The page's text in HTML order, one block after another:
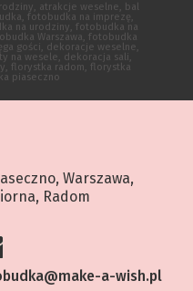
atrakcje weselne, bal
fotobudka na imprezę,
na urodziny, fotobudka na
Warszawa, fotobudka
gości, dekoracje weselne,
na wesele, dekoracja sali,
florystka radom, florystka
piaseczno
Warszawa,
Radom
a-wish.pl